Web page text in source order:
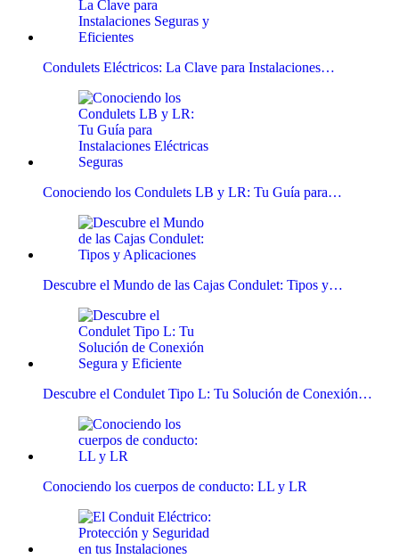
Condulets Eléctricos: La Clave para Instalaciones…
Conociendo los Condulets LB y LR: Tu Guía para…
Descubre el Mundo de las Cajas Condulet: Tipos y…
Descubre el Condulet Tipo L: Tu Solución de Conexión…
Conociendo los cuerpos de conducto: LL y LR